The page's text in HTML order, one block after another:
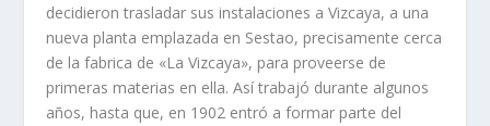
decidieron trasladar sus instalaciones a Vizcaya, a una
nueva planta emplazada en Sestao, precisamente cerca
de la fabrica de «La Vizcaya», para proveerse de
primeras materias en ella. Así­ trabajó durante algunos
años, hasta que, en 1902 entró a formar parte del